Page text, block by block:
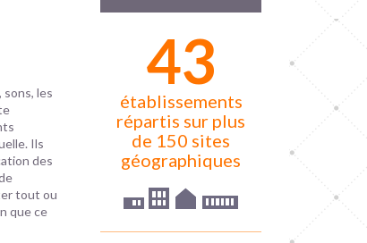
les
Ils
des
tout ou
que ce
43
établissements
répartis sur plus
de 150 sites
géographiques